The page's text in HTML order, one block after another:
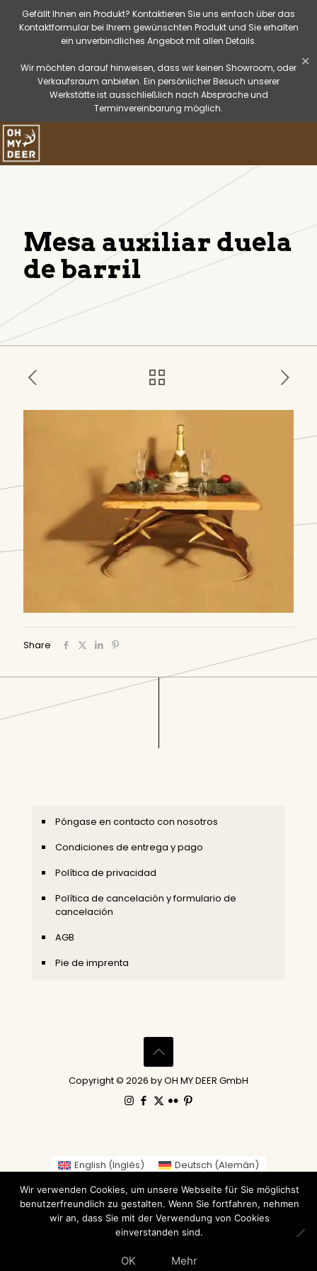
Gefällt Ihnen ein Produkt? Kontaktieren Sie uns einfach über das
Kontaktformular bei Ihrem gewünschten Produkt und Sie erhalten
ein unverbindliches Angebot mit allen Details.
Wir möchten darauf hinweisen, dass wir keinen Showroom, oder
Verkaufsraum anbieten. Ein persönlicher Besuch unserer
Werkstätte ist ausschließlich nach Absprache und
Terminvereinbarung möglich.
✕
Mesa auxiliar duela
de barril
Share
Póngase en contacto con nosotros
Condiciones de entrega y pago
Política de privacidad
Política de cancelación y formulario de
cancelación
AGB
Pie de imprenta
Copyright © 2026 by OH MY DEER GmbH
English (Inglés) Deutsch (Alemán)
Gaeilge ( العربية Árabe
繁體中文(Chino tradicional) Nederlands(Holandés)
Suomi (Finlandés) Français(Francés)
Italiano
Japonés) Norsk bokmål
Español
Wir verwenden Cookies, um unsere Webseite für Sie möglichst
benutzerfreundlich zu gestalten. Wenn Sie fortfahren, nehmen
wir an, dass Sie mit der Verwendung von Cookies
einverstanden sind.
OK Mehr